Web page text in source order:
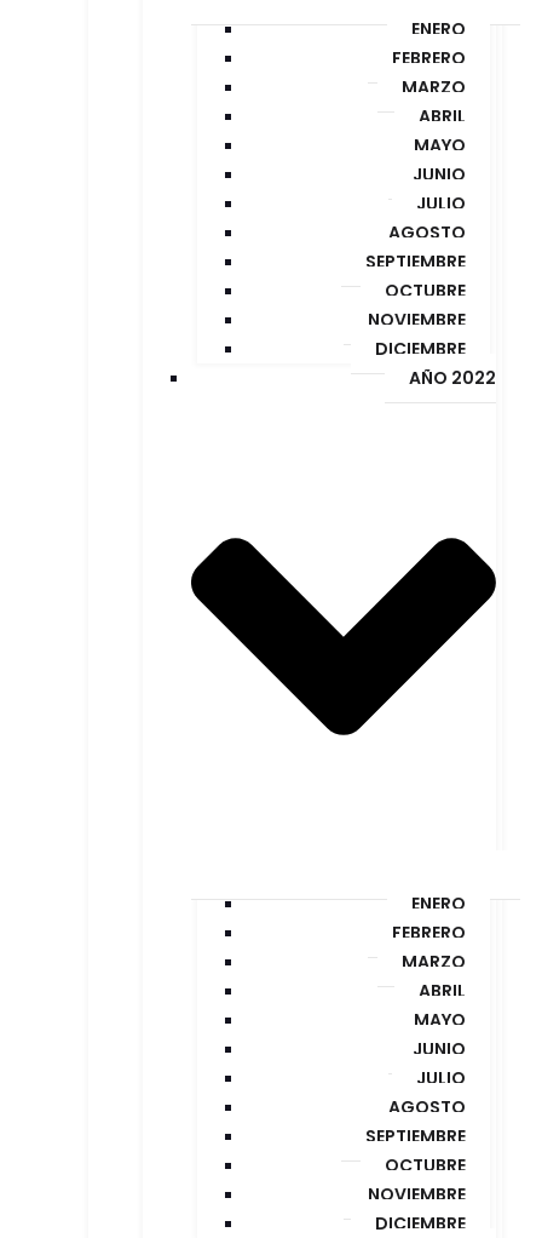
ENERO
FEBRERO
MARZO
ABRIL
MAYO
JUNIO
JULIO
AGOSTO
SEPTIEMBRE
OCTUBRE
NOVIEMBRE
DICIEMBRE
AÑO 2022
ENERO
FEBRERO
MARZO
ABRIL
MAYO
JUNIO
JULIO
AGOSTO
SEPTIEMBRE
OCTUBRE
NOVIEMBRE
DICIEMBRE